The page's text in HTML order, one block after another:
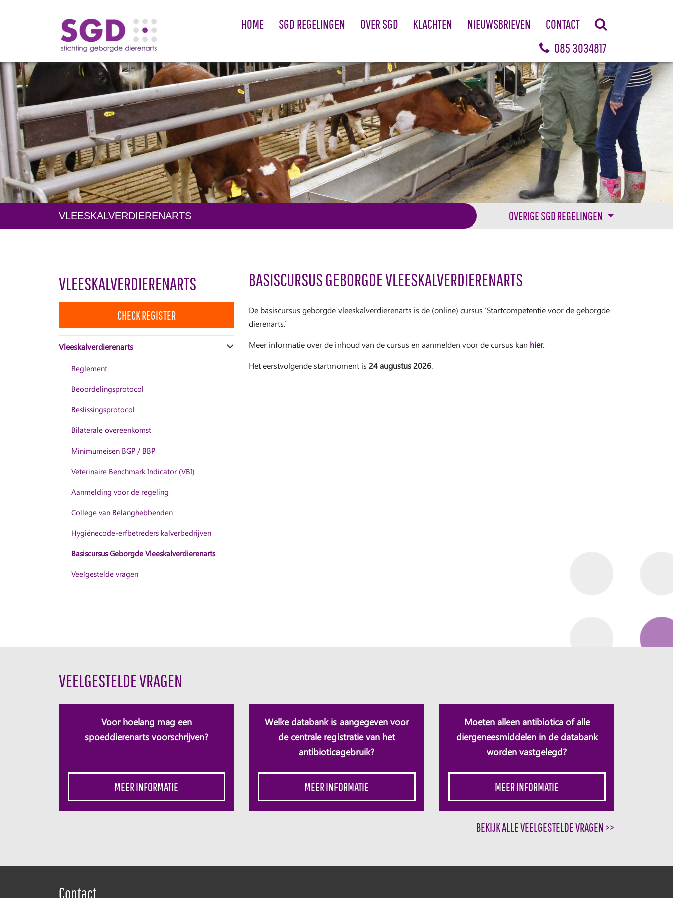
085 3034817
HOME SGD REGELINGEN OVER SGD KLACHTEN NIEUWSBRIEVEN CONTACT
VLEESKALVERDIERENARTS OVERIGE SGD REGELINGEN
BASISCURSUS GEBORGDE VLEESKALVERDIERENARTS
De basiscursus geborgde vleeskalverdierenarts is de (online) cursus ‘Startcompetentie voor de geborgde
dierenarts.’
Meer informatie over de inhoud van de cursus en aanmelden voor de cursus kan hier.
Het eerstvolgende startmoment is 24 augustus 2026.
VLEESKALVERDIERENARTS
CHECK REGISTER
Vleeskalverdierenarts
Reglement
Beoordelingsprotocol
Beslissingsprotocol
Bilaterale overeenkomst
Minimumeisen BGP / BBP
Veterinaire Benchmark Indicator (VBI)
Aanmelding voor de regeling
College van Belanghebbenden
Hygiënecode-erfbetreders kalverbedrijven
Basiscursus Geborgde Vleeskalverdierenarts
Veelgestelde vragen
VEELGESTELDE VRAGEN
Voor hoelang mag een
spoeddierenarts voorschrijven?
MEER INFORMATIE
Welke databank is aangegeven voor
de centrale registratie van het
antibioticagebruik?
MEER INFORMATIE
Moeten alleen antibiotica of alle
diergeneesmiddelen in de databank
worden vastgelegd?
MEER INFORMATIE
BEKIJK ALLE VEELGESTELDE VRAGEN >>
Contact